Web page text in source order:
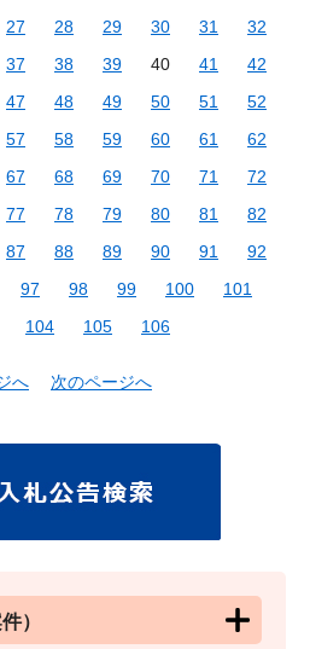
27 28 29 30 31
32
37 38 39 40 41
42
47 48 49 50 51
52
57 58 59 60 61
62
67 68 69 70 71
72
77 78 79 80 81
82
87 88 89 90 91
92
97 98 99 100
101
104 105 106
へ 次のページへ
）